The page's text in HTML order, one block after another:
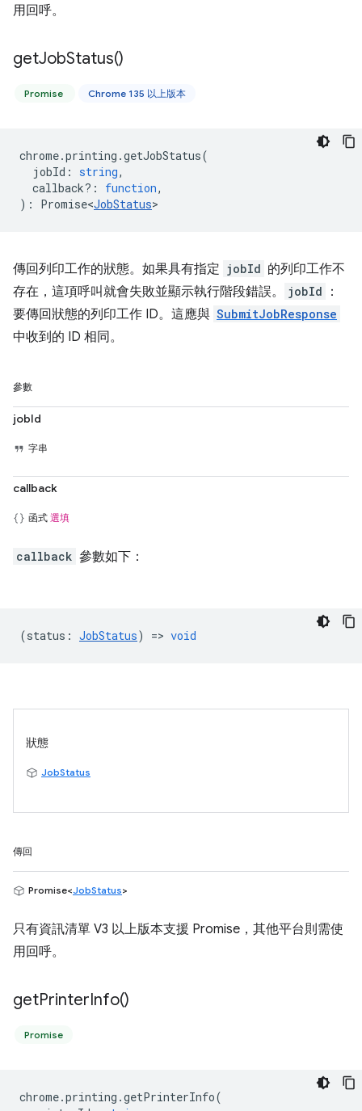
用回呼。
getJobStatus()
Promise Chrome 135 以上版本
chrome.printing .getJobStatus(
jobId : string,
callback? : function,
) : Promise<JobStatus>
傳回列印工作的狀態。如果具有指定 jobId 的列印工作不
存在，這項呼叫就會失敗並顯示執行階段錯誤。
jobId
：
要傳回狀態的列印工作 ID。這應與 SubmitJobResponse
中收到的 ID 相同。
參數
jobId
字串
callback
函式 選填
callback 參數如下：
(status : JobStatus) => void
狀態
JobStatus
傳回
Promise<JobStatus>
只有資訊清單 V3 以上版本支援 Promise，其他平台則需使
用回呼。
getPrinterInfo()
Promise
chrome.printing .getPrinterInfo(